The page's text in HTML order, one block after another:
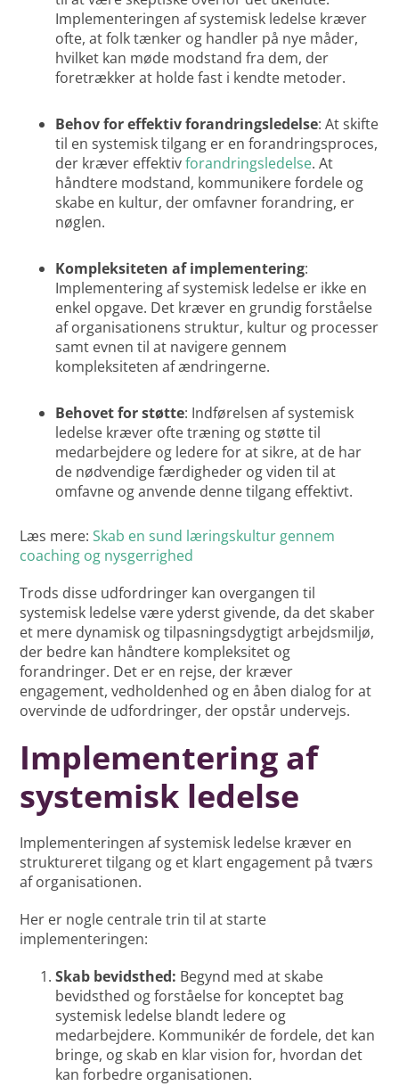
Implementeringen af systemisk ledelse kræver
ofte, at folk tænker og handler på nye måder,
hvilket kan møde modstand fra dem, der
foretrækker at holde fast i kendte metoder.
Behov for effektiv forandringsledelse: At skifte
til en systemisk tilgang er en forandringsproces,
der kræver effektivforandringsledelse. At
håndtere modstand, kommunikere fordele og
skabe en kultur, der omfavner forandring, er
nøglen.
Kompleksiteten af implementering:
Implementering af systemisk ledelse er ikke en
enkel opgave. Det kræver en grundig forståelse
af organisationens struktur, kultur og processer
samt evnen til at navigere gennem
kompleksiteten af ændringerne.
Behovet for støtte: Indførelsen af systemisk
ledelse kræver ofte træning og støtte til
medarbejdere og ledere for at sikre, at de har
de nødvendige færdigheder og viden til at
omfavne og anvende denne tilgang effektivt.
Læs mere:Skab en sund læringskultur gennem
coaching og nysgerrighed
Trods disse udfordringer kan overgangen til
systemisk ledelse være yderst givende, da det skaber
et mere dynamisk og tilpasningsdygtigt arbejdsmiljø,
der bedre kan håndtere kompleksitet og
forandringer. Det er en rejse, der kræver
engagement, vedholdenhed og en åben dialog for at
overvinde de udfordringer, der opstår undervejs.
Implementering af
systemisk ledelse
Implementeringen af systemisk ledelse kræver en
struktureret tilgang og et klart engagement på tværs
af organisationen.
Her er nogle centrale trin til at starte
implementeringen:
Skab bevidsthed: Begynd med at skabe
bevidsthed og forståelse for konceptet bag
systemisk ledelse blandt ledere og
medarbejdere. Kommunikér de fordele, det kan
bringe, og skab en klar vision for, hvordan det
kan forbedre organisationen.